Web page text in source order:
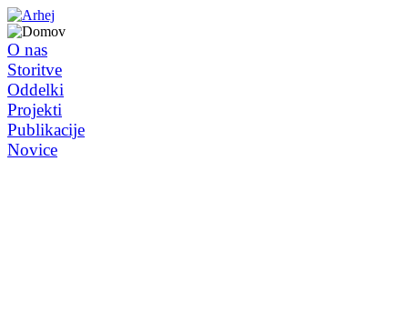
O nas
Storitve
Oddelki
Projekti
Publikacije
Novice